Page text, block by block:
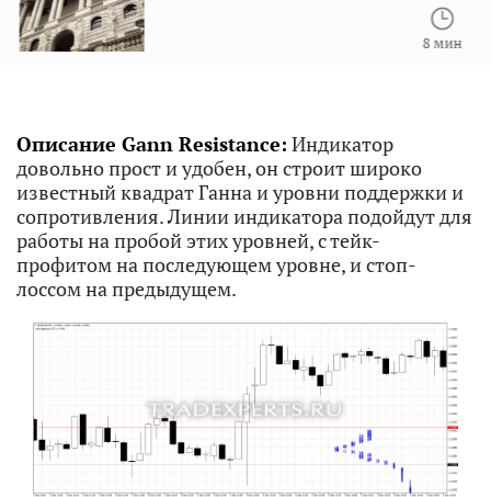
8 мин
Описание Gann Resistance: Индикатор
довольно прост и удобен, он строит широко
известный квадрат Ганна и уровни поддержки и
сопротивления. Линии индикатора подойдут для
работы на пробой этих уровней, с тейк-
профитом на последующем уровне, и стоп-
лоссом на предыдущем.